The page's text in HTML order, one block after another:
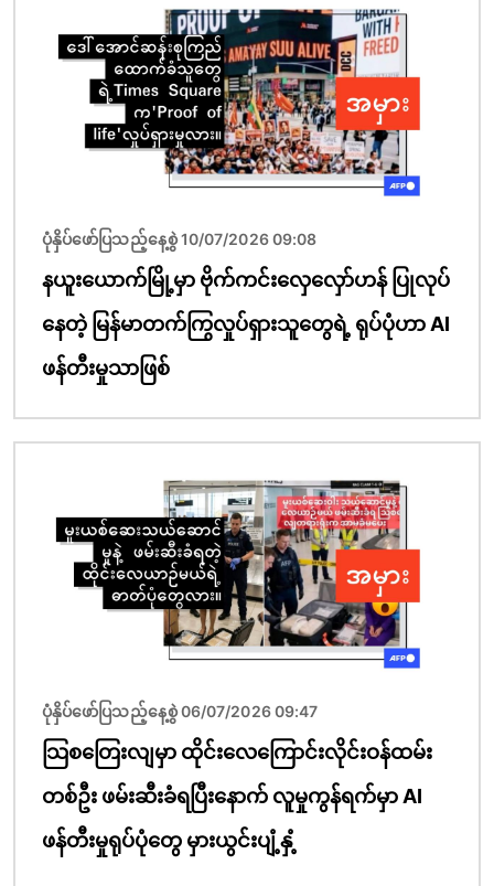
ပုံနှိပ်ဖော်ပြသည့်နေ့စွဲ 10/07/2026 09:08
နယူးယောက်မြို့မှာ ဗိုက်ကင်းလှေလှော်ဟန် ပြုလုပ်
နေတဲ့ မြန်မာတက်ကြွလှုပ်ရှားသူတွေရဲ့ ရုပ်ပုံဟာ AI
ဖန်တီးမှုသာဖြစ်
ပုံနှိပ်ဖော်ပြသည့်နေ့စွဲ 06/07/2026 09:47
သြစတြေးလျမှာ ထိုင်းလေကြောင်းလိုင်းဝန်ထမ်း
တစ်ဦး ဖမ်းဆီးခံရပြီးနောက် လူမှုကွန်ရက်မှာ AI
ဖန်တီးမှုရုပ်ပုံတွေ မှားယွင်းပျံ့နှံ့